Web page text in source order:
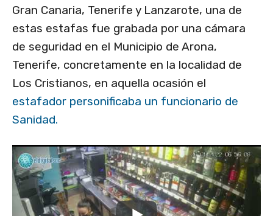
Gran Canaria, Tenerife y Lanzarote, una de
estas estafas fue grabada por una cámara
de seguridad en el Municipio de Arona,
Tenerife, concretamente en la localidad de
Los Cristianos, en aquella ocasión el
estafador personificaba un funcionario de
Sanidad.